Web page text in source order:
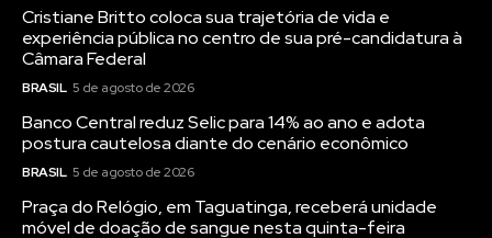
Cristiane Britto coloca sua trajetória de vida e
experiência pública no centro de sua pré-candidatura à
Câmara Federal
BRASIL 5 de agosto de 2026
Banco Central reduz Selic para 14% ao ano e adota
postura cautelosa diante do cenário econômico
BRASIL 5 de agosto de 2026
Praça do Relógio, em Taguatinga, receberá unidade
móvel de doação de sangue nesta quinta-feira